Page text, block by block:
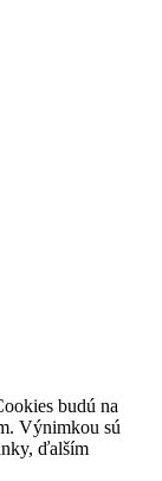
budú na
Výnimkou sú
ďalším